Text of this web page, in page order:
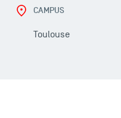
CAMPUS
Toulouse